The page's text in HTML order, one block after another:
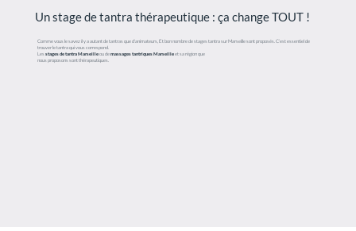
Un stage de tantra thérapeutique : ça change TOUT !
Comme vous le savez il y a autant de tantras que d'animateurs, Et bon nombre de stages tantra sur Marseille sont proposés. C’est essentiel de
trouver le tantra qui vous correspond.
Lesstages de tantra Marseilleou demassages tantriques Marseilleet sa région que
nous proposons sont thérapeutiques.